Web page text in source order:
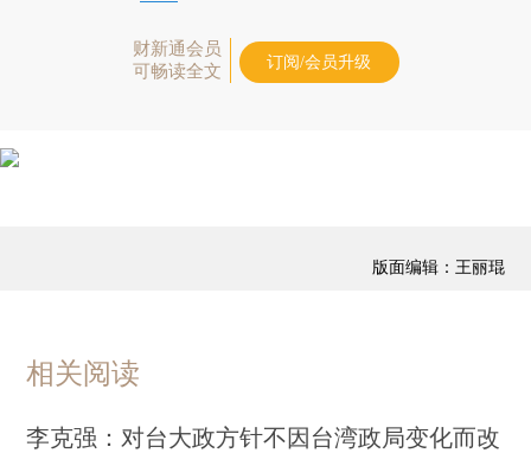
财新通会员
可畅读全文
订阅/会员升级
版面编辑：王丽琨
相关阅读
李克强：对台大政方针不因台湾政局变化而改